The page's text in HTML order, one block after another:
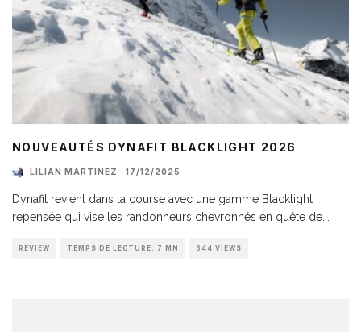
NOUVEAUTÉS DYNAFIT BLACKLIGHT 2026
LILIAN MARTINEZ · 17/12/2025
Dynafit revient dans la course avec une gamme Blacklight
repensée qui vise les randonneurs chevronnés en quête de
REVIEW TEMPS DE LECTURE: 7 MN 344 VIEWS